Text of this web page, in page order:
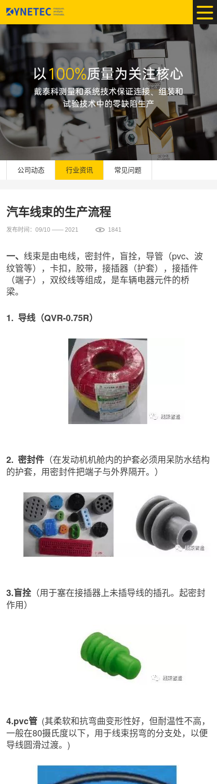
公司动态 行业资讯 常见问题
汽车线束的生产流程
发布时间：09/10 —— 2021 1841
一、 线束是由电线，密封件，盲拴，导管（pvc、波
纹管等），卡扣，胶带，接插器（护套），接插件
（端子），双绞线等组成，是车辆电器元件的桥
梁。
1. 导线（QVR-0.75R）
2. 密封件 （在发动机机舱内的护套必须用呆防水结构
的护套，用密封件把端子与外界隔开。）
3.盲拴 （用于塞在接插器上未插导线的插孔。起密封
作用）
4.pvc管 (其柔软和抗弯曲变形性好，但耐温性不高，
一般在80摄氏度以下，用于线束拐弯的分支处，以便
导线圆滑过渡。)